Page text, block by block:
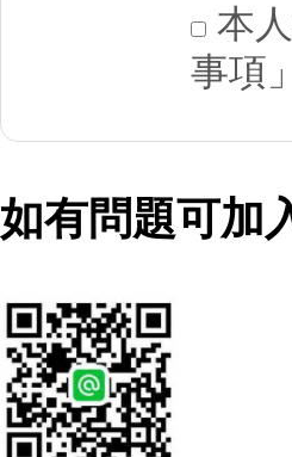
本
事項」
如有問題可加